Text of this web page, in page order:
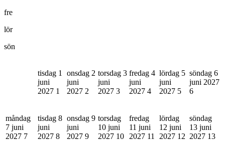
fre
lör
sön
tisdag 1
juni
2027 1
onsdag 2
juni
2027 2
torsdag 3
juni
2027 3
fredag 4
juni
2027 4
lördag 5
juni
2027 5
söndag 6
juni 2027
6
måndag
7 juni
2027 7
tisdag 8
juni
2027 8
onsdag 9
juni
2027 9
torsdag
10 juni
2027 10
fredag
11 juni
2027 11
lördag
12 juni
2027 12
söndag
13 juni
2027 13